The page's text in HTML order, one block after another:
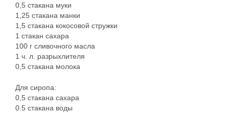
0,5 стакана муки
1,25 стакана манки
1,5 стакана кокосовой стружки
1 стакан сахара
100 г сливочного масла
1 ч. л. разрыхлителя
0,5 стакана молока
Для сиропа:
0,5 стакана сахара
0.5 стакана воды